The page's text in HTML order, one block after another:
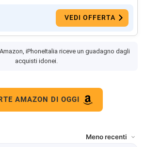
VEDI OFFERTA
iPhoneItalia riceve un guadagno dagli
acquisti idonei.
AMAZON DI OGGI